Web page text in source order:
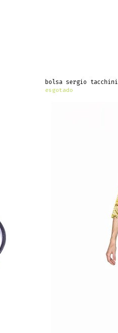
bolsa sergio tacchini
esgotado